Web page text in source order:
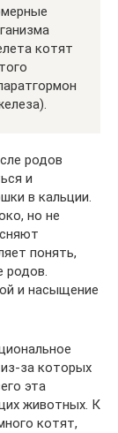
котят
родов
и
в кальции.
но не
понять,
родов.
и насыщение
за которых
эта
животных. К
котят,